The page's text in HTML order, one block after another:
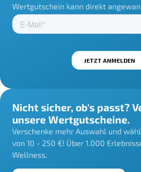
Wertgutschein kann direkt
Nicht sicher, ob's passt?
unsere Wertgutscheine.
Verschenke mehr Auswahl und
von 10 - 250 €! Über 1.000
Wellness.